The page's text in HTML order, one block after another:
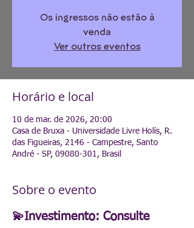
Os ingressos não estão à
venda
Ver outros eventos
Horário e local
10 de mar. de 2026, 20:00
Casa de Bruxa - Universidade Livre Holís, R.
das Figueiras, 2146 - Campestre, Santo
André - SP, 09080-301, Brasil
Sobre o evento
💫Investimento: Consulte